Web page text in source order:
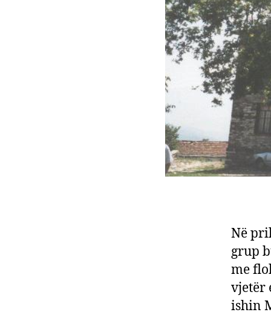
Në
grup
me
vjetër
ishin